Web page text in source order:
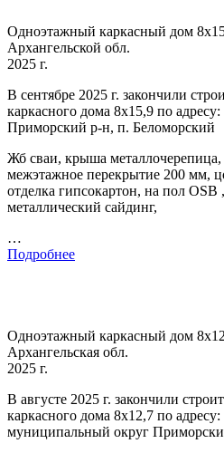
Одноэтажный каркасный дом
Архангельской обл.
2025 г.
В сентябре 2025 г. закончили
каркасного дома 8х15,9 по
Приморский р-н, п. Беломорский
Жб сваи, крыша металлочерепица,
межэтажное перекрытие 200 мм,
отделка гипсокартон, на пол
металлический сайдинг,
…
Подробнее
Одноэтажный каркасный дом
Архангельская обл.
2025 г.
В августе 2025 г. закончили
каркасного дома 8х12,7 по
муниципальный округ